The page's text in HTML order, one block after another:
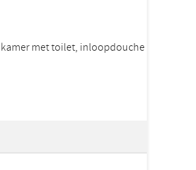
met toilet, inloopdouche